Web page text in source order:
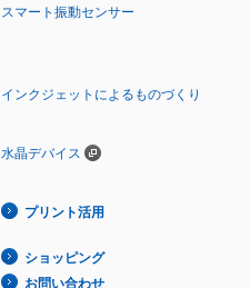
スマート振動センサー
インクジェットによるものづくり
水晶デバイス
プリント活用
ショッピング
お問い合わせ